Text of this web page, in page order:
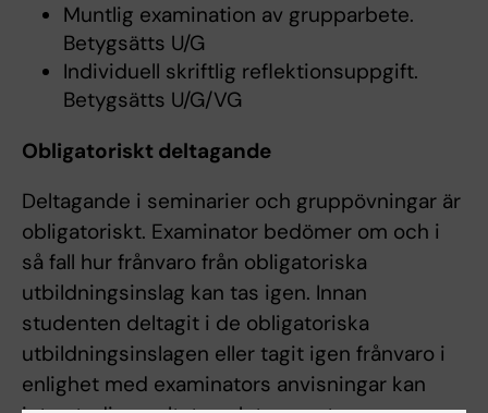
Muntlig examination av grupparbete.
Betygsätts U/G
Individuell skriftlig reflektionsuppgift.
Betygsätts U/G/VG
Obligatoriskt deltagande
Deltagande i seminarier och gruppövningar är
obligatoriskt. Examinator bedömer om och i
så fall hur frånvaro från obligatoriska
utbildningsinslag kan tas igen. Innan
studenten deltagit i de obligatoriska
utbildningsinslagen eller tagit igen frånvaro i
enlighet med examinators anvisningar kan